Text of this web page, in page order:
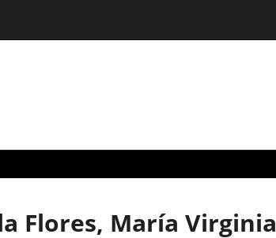
Flores, María Virginia